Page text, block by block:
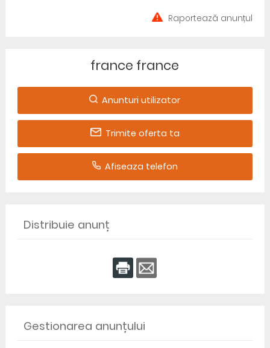
Raportează anunțul
france france
Anunturi utilizator
Trimite oferta ta
Afiseaza telefon
Distribuie anunț
Gestionarea anunțului